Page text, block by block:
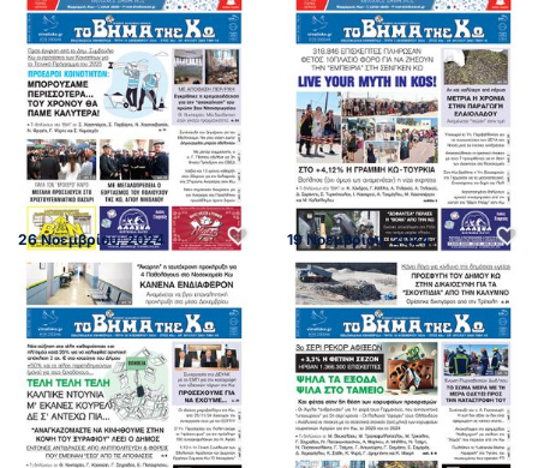
26 Νοεμβρίου, 2024 19 Νοεμβρίου, 2024